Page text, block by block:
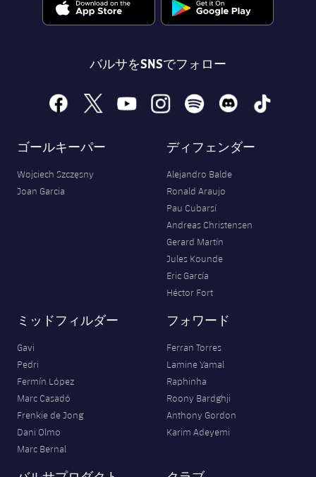
バルサをSNSでフォロー
facebook
x youtubeinstagramspotify discord tiktok
ゴールキーパー
Wojciech Szczęsny
Joan Garcia
ディフェンダー
Alejandro Balde
Ronald Araujo
Pau Cubarsí
Andreas Christensen
Gerard Martín
Jules Kounde
Eric García
Héctor Fort
ミッドフィルダー
Gavi
Pedri
Fermín López
Marc Casadó
Frenkie de Jong
Dani Olmo
Marc Bernal
フォワード
Ferran Torres
Lamine Yamal
Raphinha
Roony Bardghji
Anthony Gordon
Karim Adeyemi